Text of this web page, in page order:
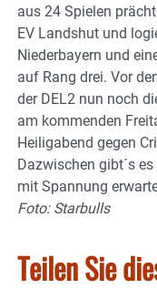
aus 24 Spielen
EV Landshut und
Niederbayern und
auf Rang drei. Vor
der DEL2 nun noch
am kommenden
Heiligabend gegen
Dazwischen gibt´s
mit Spannung
Foto: Starbulls
Teilen Sie